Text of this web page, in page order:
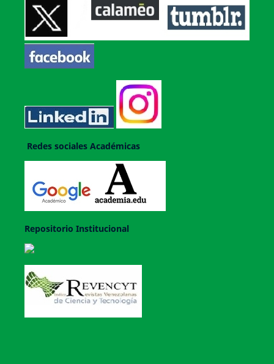
Redes sociales Académicas
Repositorio Institucional